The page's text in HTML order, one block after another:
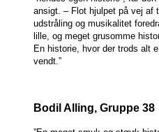
ansigt. – Flot hjulpet på vej af
udstråling og musikalitet
lille, og meget grusomme
En historie, hvor der trods alt
vendt.”
Bodil Alling, Gruppe 38